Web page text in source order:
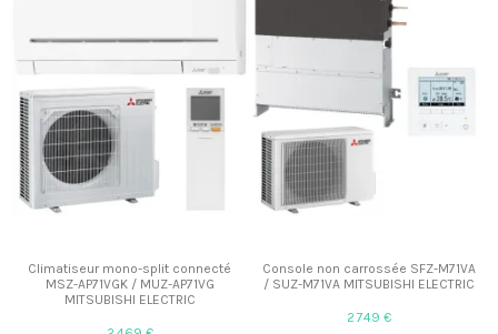
Climatiseur mono-split connecté
MSZ-AP71VGK / MUZ-AP71VG
MITSUBISHI ELECTRIC
Console non carrossée SFZ-M71VA
/ SUZ-M71VA MITSUBISHI ELECTRIC
2 749 €